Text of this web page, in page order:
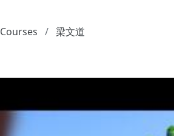
Courses 梁文道